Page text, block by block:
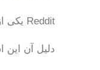
Reddit یکی از مهم‌ترین منابع مورد استفاده ChatGPT است.
دلیل آن این